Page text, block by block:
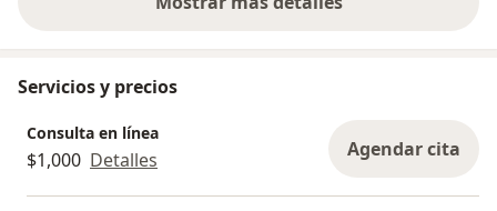
sobre la experiencia
Servicios y precios
Consulta en línea
$1,000 Detalles Agendar cita